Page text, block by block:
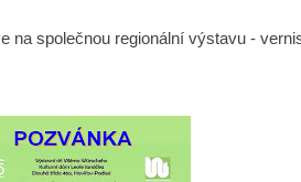
na společnou regionální výstavu -